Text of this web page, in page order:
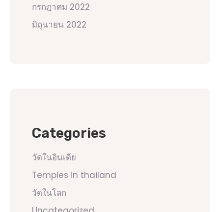
กรกฎาคม 2022
มิถุนายน 2022
Categories
วัดในอินเดีย
Temples in thailand
วัดในโลก